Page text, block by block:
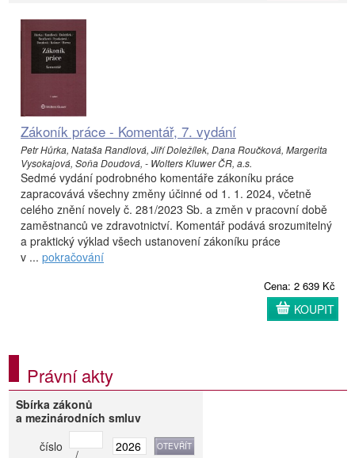
Zákoník práce - Komentář, 7. vydání
Petr Hůrka, Nataša Randlová, Jiří Doležílek, Dana Roučková, Margerita
Vysokajová, Soňa Doudová, - Wolters Kluwer ČR, a.s.
Sedmé vydání podrobného komentáře zákoníku práce
zapracovává všechny změny účinné od 1. 1. 2024, včetně
celého znění novely č. 281/2023 Sb. a změn v pracovní době
zaměstnanců ve zdravotnictví. Komentář podává srozumitelný
a praktický výklad všech ustanovení zákoníku práce
v ... pokračování
Cena: 2 639 Kč
KOUPIT
Právní akty
Sbírka zákonů
a mezinárodních smluv
číslo